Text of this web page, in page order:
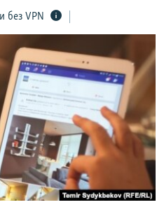
без VPN